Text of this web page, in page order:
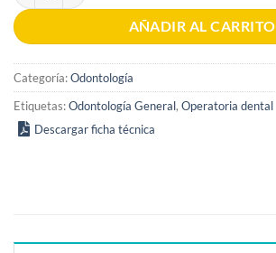
AÑADIR AL CARRITO
Categoría:Odontología
Etiquetas:Odontología General, Operatoria dental
Descargar ficha técnica